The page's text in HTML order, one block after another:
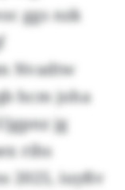
ggs nzk
Nvadtw
hcm joha
jg
rihs
2025, iuyßv